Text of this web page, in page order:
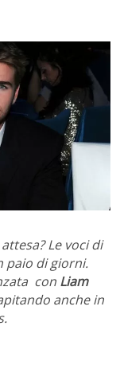
Le voci di
paio di giorni.
con Liam
anche in